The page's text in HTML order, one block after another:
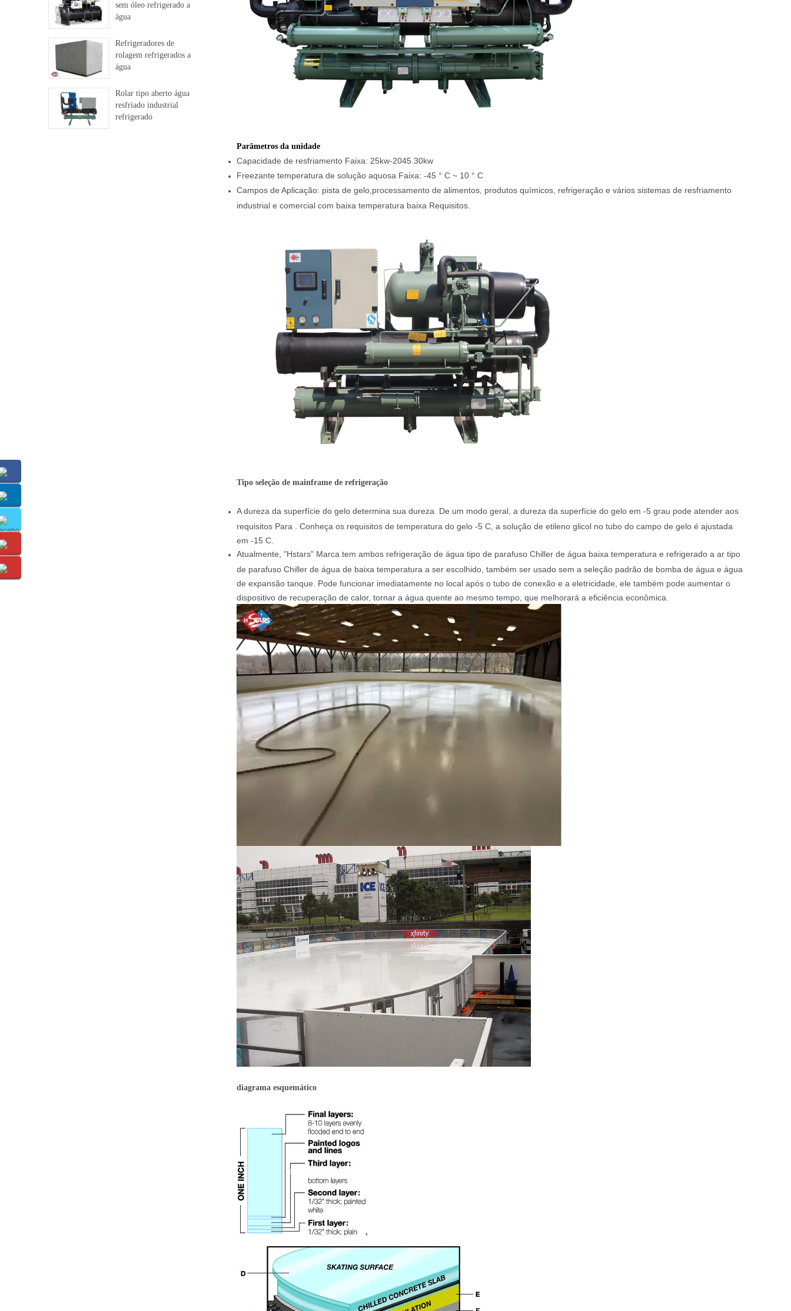
Parâmetros da unidade
Capacidade de resfriamento Faixa: 25kw-2045.30kw
Freezante temperatura de solução aquosa Faixa: -45 ° C ~ 10 ° C
Campos de Aplicação: pista de gelo, processamento de alimentos, produtos químicos, refrigeração e vários sistemas de resfriamento
industrial e comercial com baixa temperatura baixa Requisitos.
Tipo seleção de mainframe de refrigeração
A dureza da superfície do gelo determina sua dureza. De um modo geral, a dureza da superfície do gelo em -5 grau pode atender aos
requisitos Para . Conheça os requisitos de temperatura do gelo -5 C, a solução de etileno glicol no tubo do campo de gelo é ajustada
em -15 C.
Atualmente, "Hstars" Marca tem ambos refrigeração de água tipo de parafuso Chiller de água baixa temperatura e refrigerado a ar tipo
de parafuso Chiller de água de baixa temperatura a ser escolhido, também ser usado sem a seleção padrão de bomba de água e água
de expansão tanque. Pode funcionar imediatamente no local após o tubo de conexão e a eletricidade, ele também pode aumentar o
dispositivo de recuperação de calor, tornar a água quente ao mesmo tempo, que melhorará a eficiência econômica.
diagrama esquemático
sem óleo refrigerado a
água
Refrigeradores de
rolagem refrigerados a
água
Rolar tipo aberto água
resfriado industrial
refrigerado